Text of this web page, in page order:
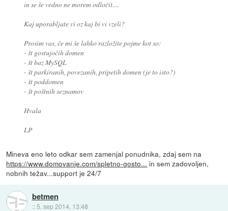
in se še vedno ne morem odločit....
Kaj uporabljate vi oz kaj bi vi vzeli?
Prosim vas, če mi še lahko razložite pojme kot so:
- št gostujočih domen
- št baz MySQL
- št parkiranih, povezanih, pripetih domen (je to isto?)
- št poddomen
- št poštnih seznamov
Hvala
LP
Mineva eno leto odkar sem zamenjal ponudnika, zdaj sem na
https://www.domovanje.com/spletno-gosto... in sem zadovoljen,
nobnih težav...support je 24/7
betmen
:: 5. sep 2014, 13:48